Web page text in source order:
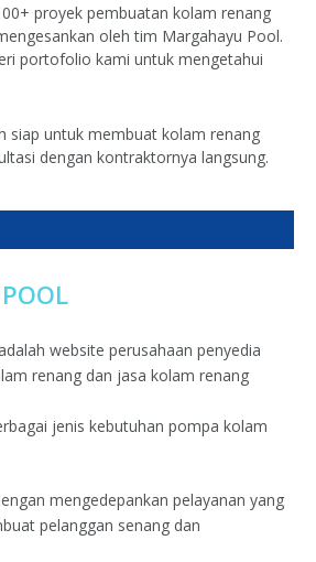
proyek pembuatan kolam renang
oleh tim Margahayu Pool.
portofolio kami untuk mengetahui
siap untuk membuat kolam renang
dengan kontraktornya langsung.
POOL
website perusahaan penyedia
renang dan jasa kolam renang
jenis kebutuhan pompa kolam
mengedepankan pelayanan yang
pelanggan senang dan